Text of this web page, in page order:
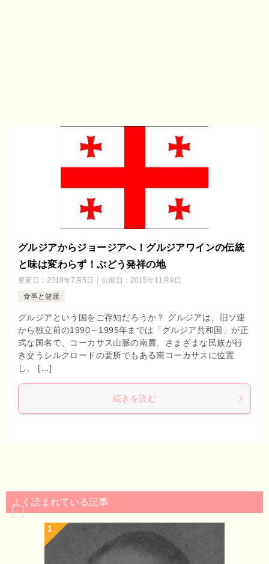
グルジアからジョージアへ！グルジアワインの伝統
と味は変わらず！ぶどう発祥の地
更新日： 2018年7月5日 公開日： 2015年11月9日
食事と健康
グルジアという国をご存知だろうか？ グルジアは、旧ソ連
から独立前の1990～1995年までは「グルジア共和国」が正
式な国名で、コーカサス山脈の南麓、さまざまな民族が行
き交うシルクロードの要所でもある南コーカサスに位置
し、 […]
続きを読む
よく読まれている記事